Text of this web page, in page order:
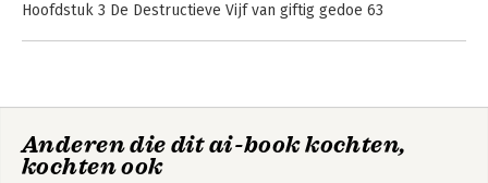
Musk Modus
Hoofdstuk 3 De Destructieve Vijf van giftig gedoe 63
Hoofdstuk 9 Safety by design 247
Anderen die dit ai-book kochten,
kochten ook